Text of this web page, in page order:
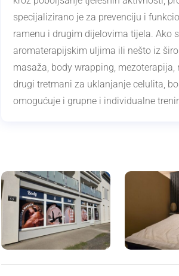
specijalizirano je za prevenciju i
ramenu i drugim dijelovima tijela. Ako
aromaterapijskim uljima ili nešto iz
masaža, body wrapping,
drugi tretmani za uklanjanje celulita,
omogućuje i grupne i individualne